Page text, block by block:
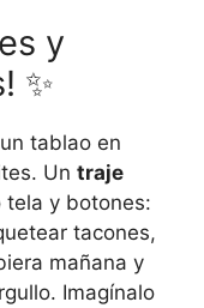
y
✨
tablao en
Un traje
tela y botones:
tacones,
mañana y
Imagínalo